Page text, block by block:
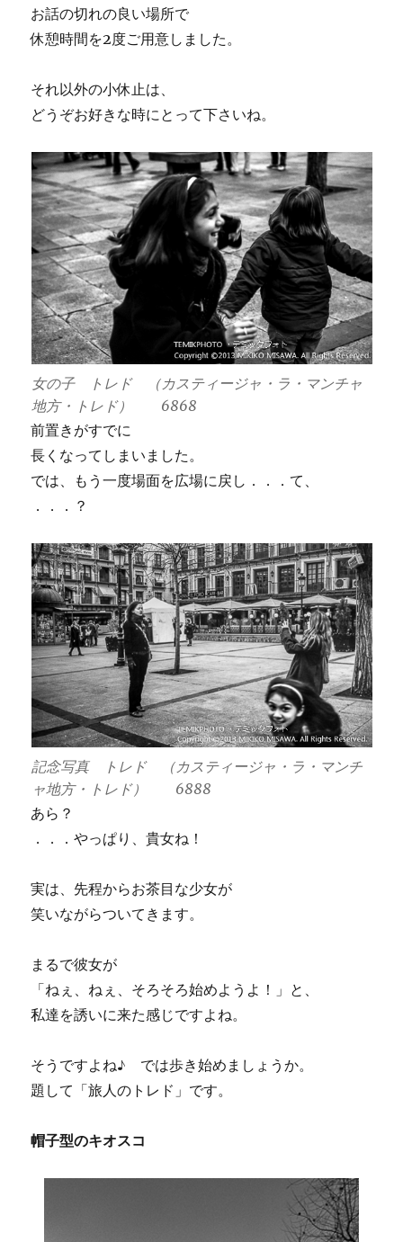
お話の切れの良い場所で
休憩時間を2度ご用意しました。
それ以外の小休止は、
どうぞお好きな時にとって下さいね。
女の子 トレド （カスティージャ・ラ・マンチャ
地方・トレド） 6868
前置きがすでに
長くなってしまいました。
では、もう一度場面を広場に戻し．．．て、
．．．？
記念写真 トレド （カスティージャ・ラ・マンチ
ャ地方・トレド） 6888
あら？
．．．やっぱり、貴女ね！
実は、先程からお茶目な少女が
笑いながらついてきます。
まるで彼女が
「ねぇ、ねぇ、そろそろ始めようよ！」と、
私達を誘いに来た感じですよね。
そうですよね♪ では歩き始めましょうか。
題して「旅人のトレド」です。
帽子型のキオスコ